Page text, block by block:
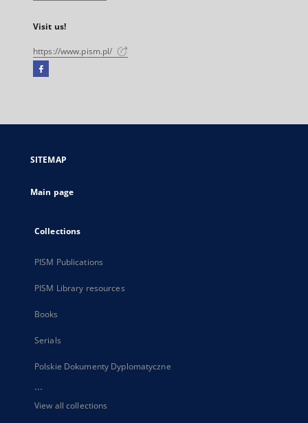
Visit us!
https://www.pism.pl/
Facebook
open
new
SITEMAP
Main page
Collections
PISM Publications
PISM Library resources
Books
Serials
Polskie Dokumenty Dyplomatyczne
...
View all collections